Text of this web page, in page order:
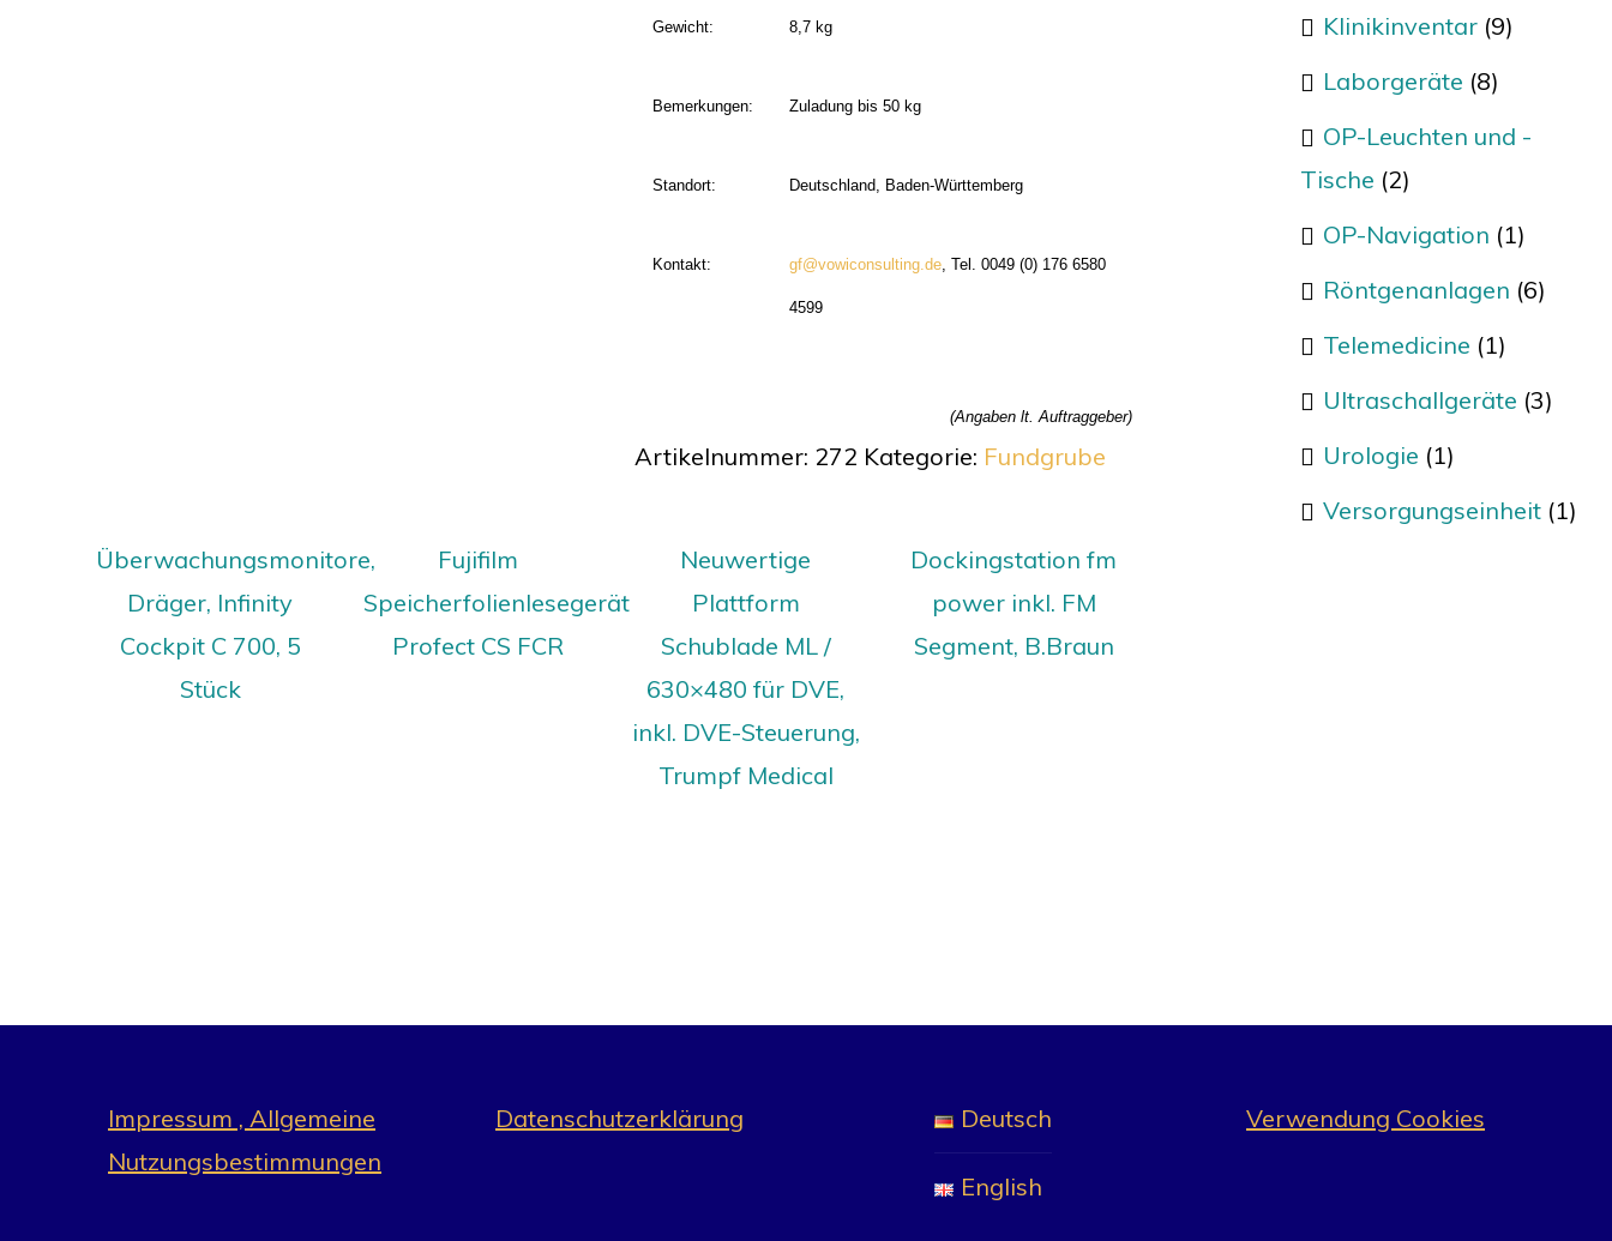
Gewicht: 8,7 kg
Bemerkungen: Zuladung bis 50 kg
Standort: Deutschland, Baden-Württemberg
Kontakt: gf@vowiconsulting.de, Tel. 0049 (0) 176 6580
4599
(Angaben lt. Auftraggeber)
Artikelnummer: 272 Kategorie: Fundgrube
Überwachungsmonitore,
Dräger, Infinity
Cockpit C 700, 5
Stück
Fujifilm
Speicherfolienlesegerät
Profect CS FCR
Neuwertige
Plattform
Schublade ML /
630×480 für DVE,
inkl. DVE-Steuerung,
Trumpf Medical
Dockingstation fm
power inkl. FM
Segment, B.Braun
Klinikinventar (9)
Laborgeräte (8)
OP-Leuchten und -
Tische (2)
OP-Navigation (1)
Röntgenanlagen (6)
Telemedicine (1)
Ultraschallgeräte (3)
Urologie (1)
Versorgungseinheit (1)
Impressum , Allgemeine
Nutzungsbestimmungen
Datenschutzerklärung Deutsch
English
Verwendung Cookies